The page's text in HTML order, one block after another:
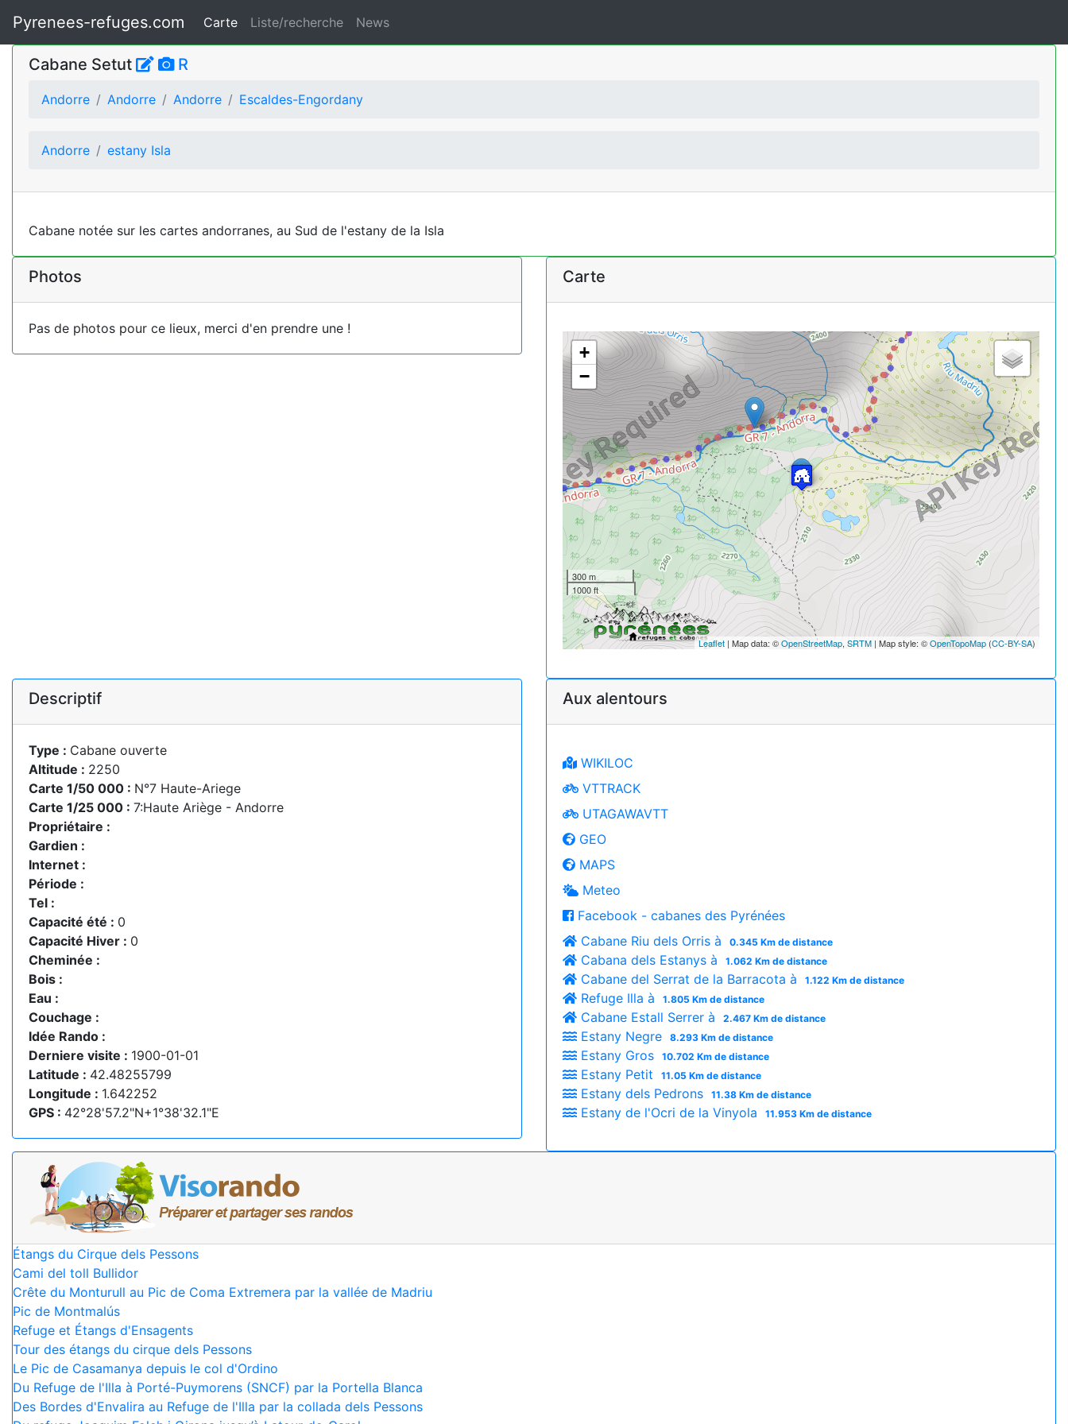
Pyrenees-refuges.com Carte Liste/recherche News
Cabane Setut R
Andorre Andorre Andorre Escaldes-Engordany
Andorre estany Isla
Cabane notée sur les cartes andorranes, au Sud de l'estany de la Isla
Photos
Pas de photos pour ce lieux, merci d'en prendre une !
Carte
+
−
300 m
1000 ft
Leaflet | Map data: ©OpenStreetMap, SRTM | Map style: ©OpenTopoMap (CC-BY-SA)
Descriptif
Type : Cabane ouverte
Altitude : 2250
Carte 1/50 000 : N°7 Haute-Ariege
Carte 1/25 000 : 7:Haute Ariège - Andorre
Propriétaire :
Gardien :
Internet :
Période :
Tel :
Capacité été : 0
Capacité Hiver : 0
Cheminée :
Bois :
Eau :
Couchage :
Idée Rando :
Derniere visite : 1900-01-01
Latitude : 42.48255799
Longitude : 1.642252
GPS : 42°28'57.2"N+1°38'32.1"E
Aux alentours
WIKILOC
VTTRACK
UTAGAWAVTT
GEO
MAPS
Meteo
Facebook - cabanes des Pyrénées
Cabane Riu dels Orris à
0.345 Km de distance
Cabana dels Estanys à 1.062 Km de distance
Cabane del Serrat de la Barracota à 1.122 Km de distance
Refuge Illa à 1.805 Km de distance
Cabane Estall Serrer à 2.467 Km de distance
Estany Negre 8.293 Km de distance
Estany Gros 10.702 Km de distance
Estany Petit 11.05 Km de distance
Estany dels Pedrons 11.38 Km de distance
Estany de l'Ocri de la Vinyola 11.953 Km de distance
Étangs du Cirque dels Pessons
Cami del toll Bullidor
Crête du Monturull au Pic de Coma Extremera par la vallée de Madriu
Pic de Montmalús
Refuge et Étangs d'Ensagents
Tour des étangs du cirque dels Pessons
Le Pic de Casamanya depuis le col d'Ordino
Du Refuge de l'Illa à Porté-Puymorens (SNCF) par la Portella Blanca
Des Bordes d'Envalira au Refuge de l'Illa par la collada dels Pessons